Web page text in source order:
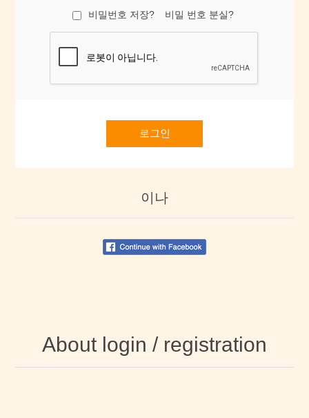
비밀번호 저장? 비밀 번호 분실?
로그인
이나
About login / registration